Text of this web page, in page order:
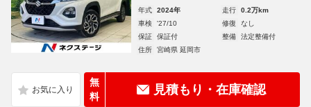
年式 2024年 走行
0.2万km
車検
'27/10 修復
なし
保証
保証付 整備
法定整備付
住所
宮崎県 延岡市
無
料
見積もり・在庫確認